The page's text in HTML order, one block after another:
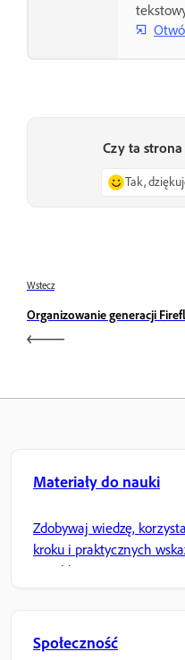
Czy ta
Tak,
Wstecz
Organizowanie generacji
Materiały do nauki
Zdobywaj wiedzę,
kroku i praktycznych
w aplikacji.
Społeczność